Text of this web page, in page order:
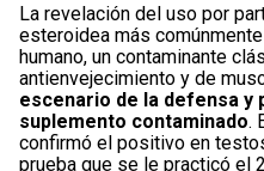
La revelación del uso por
esteroidea más
humano, un contaminante
antienvejecimiento y de
escenario de la defensa y
suplemento contaminado.
confirmó el positivo en
prueba que se le practicó el